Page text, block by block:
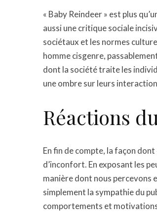
« Baby Reindeer » est plus
aussi une critique sociale
sociétaux et les normes
homme cisgenre,
dont la société traite les
une ombre sur leurs
Réactions
En fin de compte, la façon
d’inconfort. En exposant les
manière dont nous percevons
simplement la sympathie du
comportements et